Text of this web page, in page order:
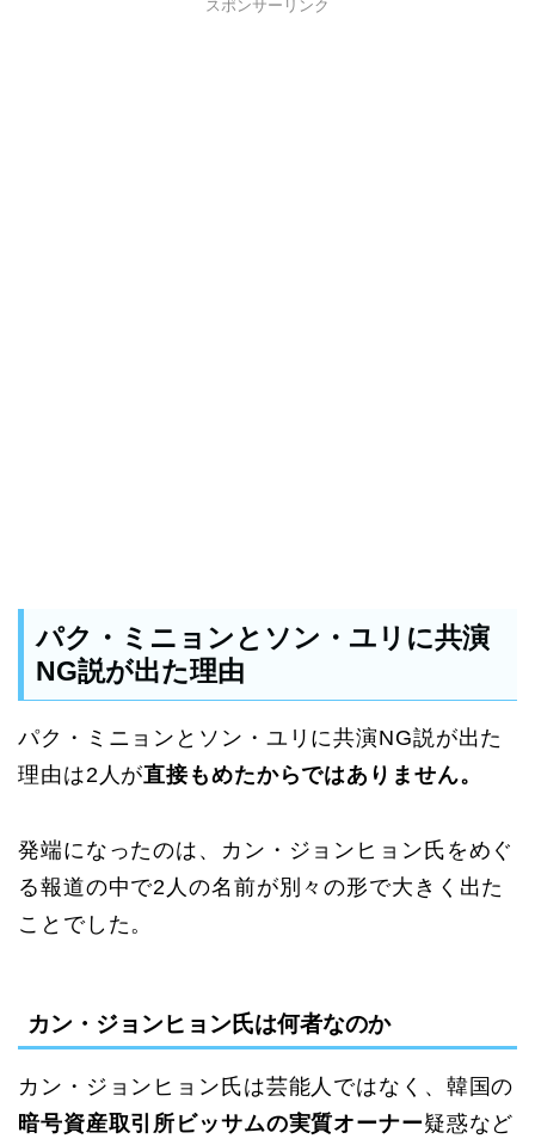
スポンサーリンク
パク・ミニョンとソン・ユリに共演
NG説が出た理由
パク・ミニョンとソン・ユリに共演NG説が出た
理由は2人が直接もめたからではありません。
発端になったのは、カン・ジョンヒョン氏をめぐ
る報道の中で2人の名前が別々の形で大きく出た
ことでした。
カン・ジョンヒョン氏は何者なのか
カン・ジョンヒョン氏は芸能人ではなく、韓国の
暗号資産取引所ビッサムの実質オーナー疑惑など